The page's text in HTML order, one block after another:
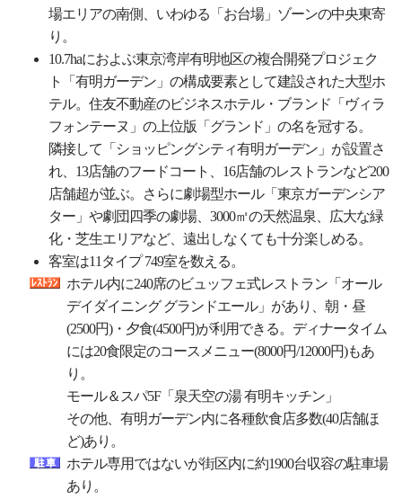
場エリアの南側、いわゆる「お台場」ゾーンの中央東寄
り。
10.7haにおよぶ東京湾岸有明地区の複合開発プロジェク
ト「有明ガーデン」の構成要素として建設された大型ホ
テル。住友不動産のビジネスホテル・ブランド「ヴィラ
フォンテーヌ」の上位版「グランド」の名を冠する。
隣接して「ショッピングシティ有明ガーデン」が設置さ
れ、13店舗のフードコート、16店舗のレストランなど200
店舗超が並ぶ。さらに劇場型ホール「東京ガーデンシア
ター」や劇団四季の劇場、3000㎡の天然温泉、広大な緑
化・芝生エリアなど、遠出しなくても十分楽しめる。
客室は11タイプ 749室を数える。
ホテル内に240席のビュッフェ式レストラン「オール
デイダイニング グランドエール」があり、朝・昼
(2500円)・夕食(4500円)が利用できる。ディナータイム
には20食限定のコースメニュー(8000円/12000円)もあ
り。
モール＆スパ5F「泉天空の湯 有明キッチン」
その他、有明ガーデン内に各種飲食店多数(40店舗ほ
ど)あり。
ホテル専用ではないが街区内に約1900台収容の駐車場
あり。